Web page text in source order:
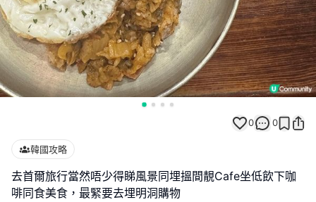
0 0
韓國攻略
去首爾旅行當然唔少得睇風景同埋搵間靚Cafe坐低飲下咖